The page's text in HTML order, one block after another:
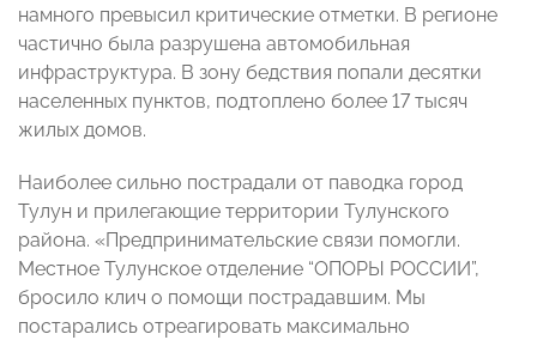
намного превысил критические отметки. В регионе
частично была разрушена автомобильная
инфраструктура. В зону бедствия попали десятки
населенных пунктов, подтоплено более 17 тысяч
жилых домов.
Наиболее сильно пострадали от паводка город
Тулун и прилегающие территории Тулунского
района. «Предпринимательские связи помогли.
Местное Тулунское отделение “ОПОРЫ РОССИИ”,
бросило клич о помощи пострадавшим. Мы
постарались отреагировать максимально